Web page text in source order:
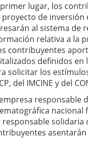
lugar, los
proyecto de
al sistema de
relativa a la
contribuyentes
definidos en
solicitar los
del IMCINE y del
responsable
nacional
responsable
asentarán